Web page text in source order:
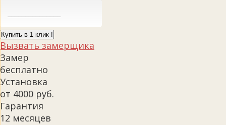
Купить в 1 клик !
Вызвать замерщика
Замер
бесплатно
Установка
от 4000 руб.
Гарантия
12 месяцев